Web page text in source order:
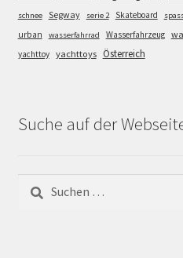
schnee Segway serie 2 Skateboard
urban wasserfahrrad Wasserfahrzeug
yachttoy yachttoys Österreich
Suche auf der
Suchen
nach: